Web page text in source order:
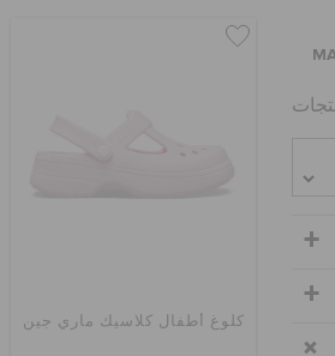
كلوغ أطفال كلاسيك ماري جين